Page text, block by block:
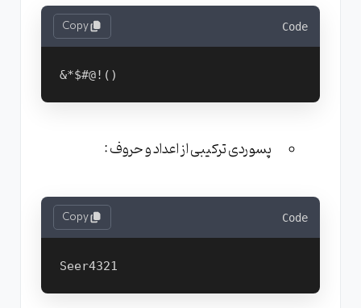
Code
Copy
پسوردی ترکیبی از اعداد و حروف :
Code
Copy